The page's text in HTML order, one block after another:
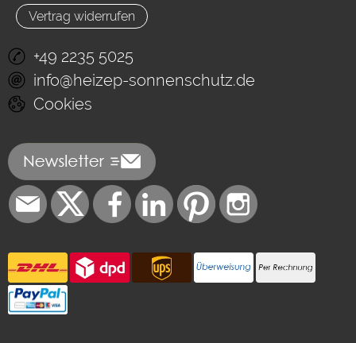
Vertrag widerrufen
+49 2235 5025
info@heizep-sonnenschutz.de
Cookies